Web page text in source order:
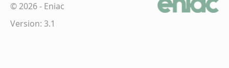
©2026- Eniac
Version: 3.1